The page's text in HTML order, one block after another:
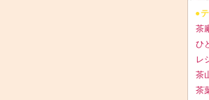
●
茶
ひ
レ
茶
茶